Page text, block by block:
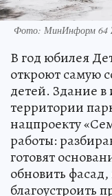
Фото: МинИнформ 64
В год юбилея
откроют самую
детей. Здание
территории
нацпроекту
работы:
готовят
обновить
благоустроить